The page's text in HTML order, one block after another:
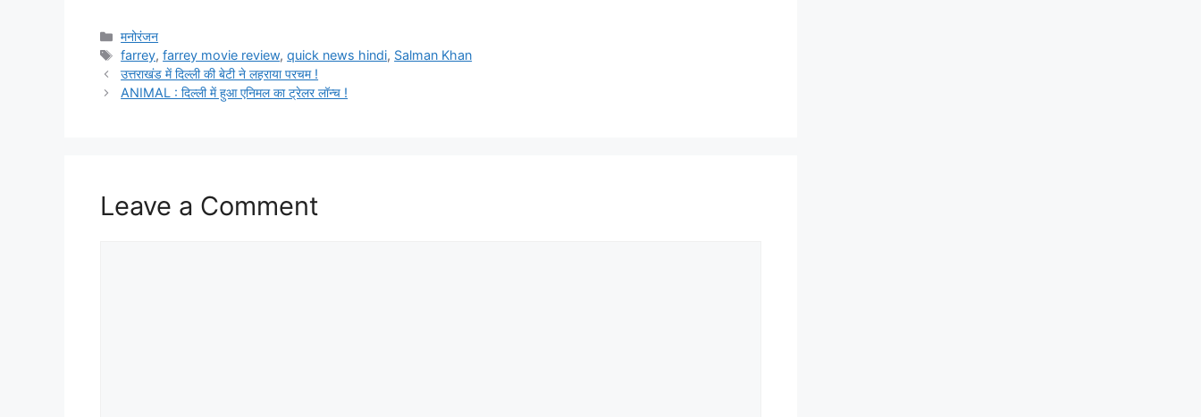
मनोरंजन
farrey,farrey movie review,quick news hindi, Salman Khan
उत्तराखंड में दिल्ली की बेटी ने लहराया परचम !
ANIMAL : दिल्ली में हुआ एनिमल का ट्रेलर लॉन्च !
Leave a Comment